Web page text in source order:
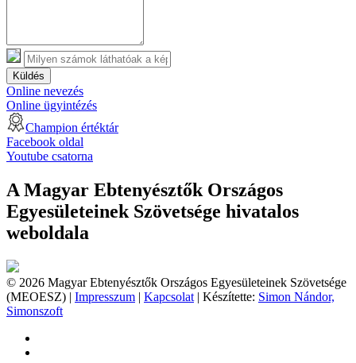
Küldés
Online nevezés
Online ügyintézés
Champion értéktár
Facebook oldal
Youtube csatorna
A Magyar Ebtenyésztők Országos
Egyesületeinek Szövetsége hivatalos
weboldala
© 2026 Magyar Ebtenyésztők Országos Egyesületeinek Szövetsége
(MEOESZ) | Impresszum | Kapcsolat | Készítette: Simon Nándor,
Simonszoft